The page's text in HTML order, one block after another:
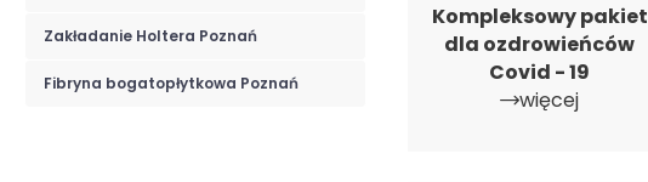
Zakładanie Holtera Poznań
Fibryna bogatopłytkowa Poznań
Kompleksowy pakiet
dla ozdrowieńców
Covid - 19
więcej